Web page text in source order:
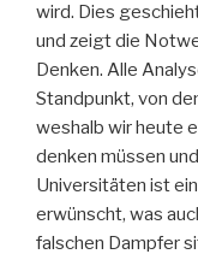
wird. Dies
und zeigt die
Denken. Alle
Standpunkt, von
weshalb wir heute
denken müssen
Universitäten ist
erwünscht, was
falschen Dampfer